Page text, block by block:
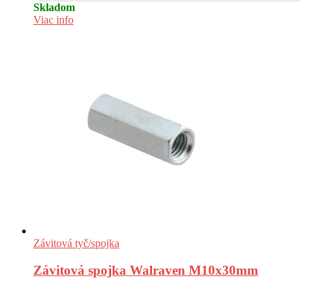
Skladom
Viac info
Závitová tyč/spojka
Závitová spojka Walraven M10x30mm